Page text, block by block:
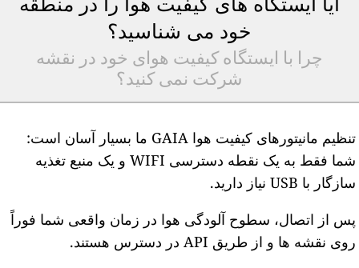
خود می شناسید؟
چرا با ایستگاه کیفیت هوای خود در نقشه
شرکت نمی کنید؟
تنظیم مانیتورهای کیفیت هوا GAIA ما بسیار آسان است:
شما فقط به یک نقطه دسترسی WIFI و یک منبع تغذیه
سازگار با USB نیاز دارید.
پس از اتصال، سطوح آلودگی هوا در زمان واقعی شما فوراً
روی نقشه ها و از طریق API در دسترس هستند.